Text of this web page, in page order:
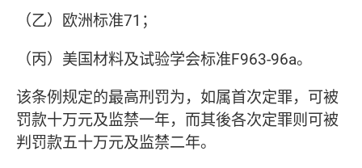
（乙）欧洲标准71；
（丙）美国材料及试验学会标准F963-96a。
该条例规定的最高刑罚为，如属首次定罪，可被
罚款十万元及监禁一年，而其後各次定罪则可被
判罚款五十万元及监禁二年。